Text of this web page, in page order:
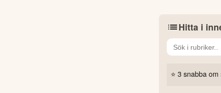
Hitta i
⭐ 3 snabba